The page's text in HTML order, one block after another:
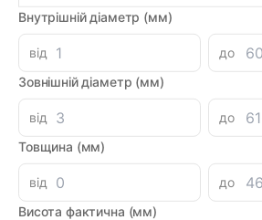
Внутрішній діаметр (мм)
від
до
Зовнішній діаметр (мм)
від
до
Товщина (мм)
від
до
Висота фактична (мм)
Доставка 1-2 дні
1562.08 грн -
Датчик F4SP1/M3
Код товара: 48744
Артикул: MI0008133
Виробник: FOX